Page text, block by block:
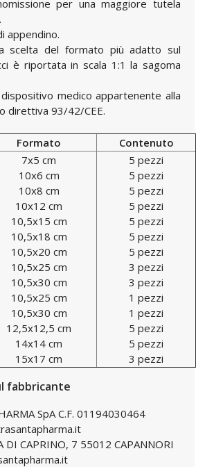
per una maggiore tutela
appendino.
scelta del formato più adatto sul
è riportata in scala 1:1 la sagoma
medico appartenente alla
direttiva 93/42/CEE.
Formato
Contenuto
7x5 cm
10x6 cm
10x8 cm
10x12 cm
10,5x15 cm
10,5x18 cm
10,5x20 cm
10,5x25 cm
10,5x30 cm
10,5x25 cm
10,5x30 cm
12,5x12,5 cm
14x14 cm
15x17 cm
5 pezzi
5 pezzi
5 pezzi
5 pezzi
5 pezzi
5 pezzi
5 pezzi
3 pezzi
3 pezzi
1 pezzi
1 pezzi
5 pezzi
5 pezzi
3 pezzi
fabbricante
SpA C.F. 01194030464
DI CAPRINO, 7 55012 CAPANNORI